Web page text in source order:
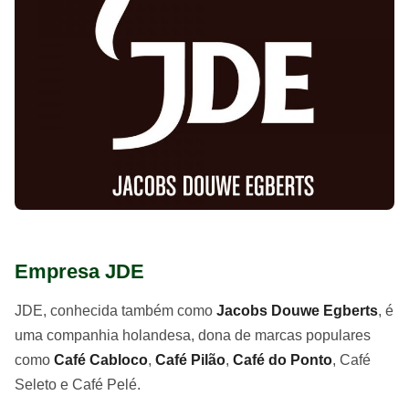
Empresa JDE
JDE, conhecida também como Jacobs Douwe Egberts, é
uma companhia holandesa, dona de marcas populares
como Café Cabloco, Café Pilão, Café do Ponto, Café
Seleto e Café Pelé.